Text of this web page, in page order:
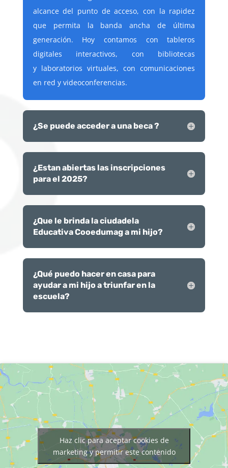
alcance del punto de acceso, con la rapidez
que permita la banda ancha de última
generación. Hoy contamos con tableros
digitales interactivos, con bibliotecas
y laboratorios virtuales, con comunicaciones
en red y videoconferencias.
¿Se puede acceder a una beca ?
¿Estan abiertas las inscripciones
para el 2025?
¿Que le brinda la ciudadela
Educativa Cooedumag a mi hijo?
¿Qué puedo hacer en casa para
ayudar a mi hijo a triunfar en la
escuela?
Haz clic para aceptar cookies de
marketing y permitir este contenido